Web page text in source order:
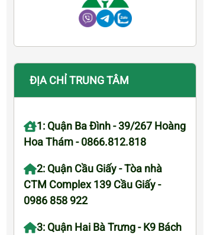
ĐỊA CHỈ TRUNG TÂM
1: Quận Ba Đình - 39/267 Hoàng
Hoa Thám - 0866.812.818
2: Quận Cầu Giấy - Tòa nhà
CTM Complex 139 Cầu Giấy -
0986 858 922
3: Quận Hai Bà Trưng - K9 Bách